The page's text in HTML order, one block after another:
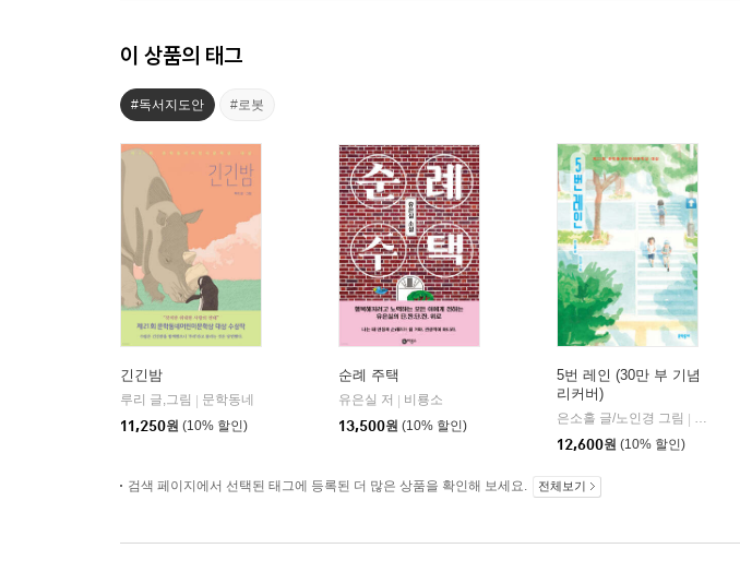
이 상품의 태그
#독서지도안 #로봇
긴긴밤
루리 글,그림
문학동네
11,250원 (10% 할인)
순례 주택
유은실 저
비룡소
13,500원 (10% 할인)
5번 레인 (30만 부 기념
리커버)
은소홀 글/노인경 그림
문학동네
12,600원 (10% 할인)
검색 페이지에서 선택된 태그에 등록된 더 많은 상품을 확인해 보세요. 전체보기